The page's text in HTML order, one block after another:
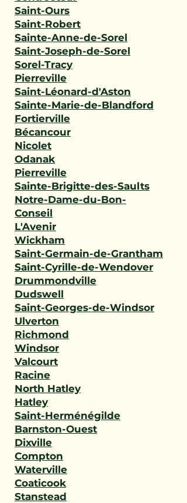
Saint-Ours
Saint-Robert
Sainte-Anne-de-Sorel
Saint-Joseph-de-Sorel
Sorel-Tracy
Pierreville
Saint-Léonard-d'Aston
Sainte-Marie-de-Blandford
Fortierville
Bécancour
Nicolet
Odanak
Pierreville
Sainte-Brigitte-des-Saults
Notre-Dame-du-Bon-
Conseil
L'Avenir
Wickham
Saint-Germain-de-Grantham
Saint-Cyrille-de-Wendover
Drummondville
Dudswell
Saint-Georges-de-Windsor
Ulverton
Richmond
Windsor
Valcourt
Racine
North Hatley
Hatley
Saint-Herménégilde
Barnston-Ouest
Dixville
Compton
Waterville
Coaticook
Stanstead